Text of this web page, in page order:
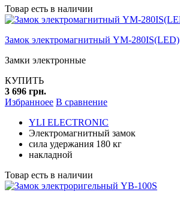
Товар есть в наличии
Замок электромагнитный YM-280IS(LED)
Замки электронные
КУПИТЬ
3 696 грн.
Избранноее В сравнение
YLI ELECTRONIC
Электромагнитный замок
сила удержания 180 кг
накладной
Товар есть в наличии